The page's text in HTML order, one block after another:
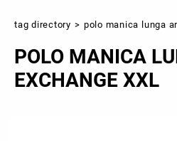
tag directory > polo manica lunga
POLO MANICA
EXCHANGE XXL